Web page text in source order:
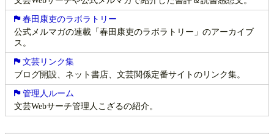
春田康吏のラボラトリー
公式メルマガの連載「春田康吏のラボラトリー」のアーカイブ
ス。
文芸リンク集
ブログ開設、ネット書店、文芸関係定番サイトのリンク集。
管理人ルーム
文芸Webサーチ管理人こざるの紹介。